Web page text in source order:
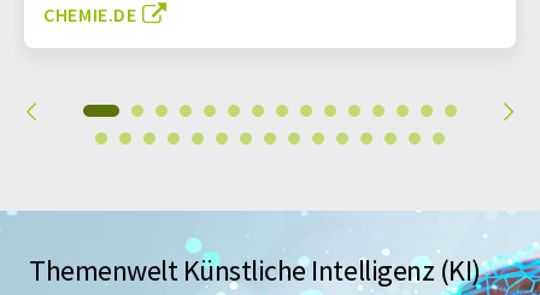
CHEMIE.DE
Themenwelt Künstliche Intelligenz (KI)